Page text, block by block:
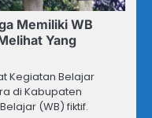
Memiliki WB
Yang
Kegiatan Belajar
di Kabupaten
(WB) fiktif.